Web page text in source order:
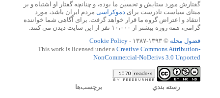
گفتارش مورد ستایش و تحسین ما بوده، و چنانچه گفتار او اشتباه و بر
مبنای سیاست نادرست برای دموکراسی مردم ایران باشد، مورد
انتقاد و اعتراض گروه ما قرار خواهد گرفت. برای آگاهی شما خواننده
گرامی، همه روزه بیشتر از ۱۰،۰۰۰ نفر از این سایت دیدن می کنند.
فضول محله © ۱۳۹۳-۱۳۸۷ -
Cookie Policy
This work is licensed under a Creative Commons Attribution-
NonCommercial-NoDerivs 3.0 Unported
رسته بندي برچسب‌ها